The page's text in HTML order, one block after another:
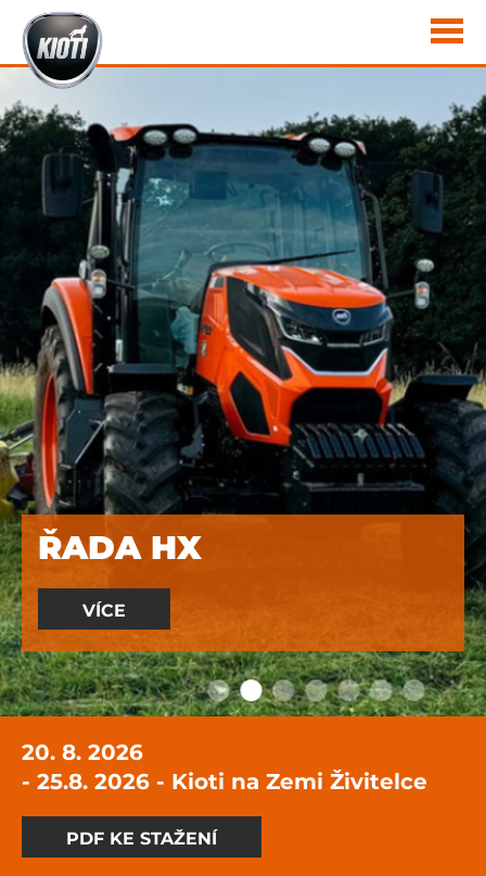
ŘADA HX
VÍCE
20. 8. 2026
- 25.8. 2026 - Kioti na Zemi Živitelce
PDF KE STAŽENÍ